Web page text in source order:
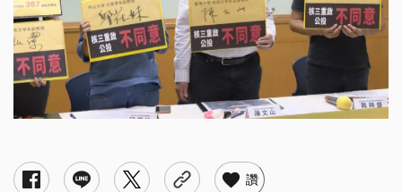
讚